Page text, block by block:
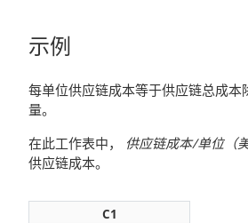
示例
每单位供应链成本等于供应链总成本
量。
在此工作表中， 供应链成本/单位（
供应链成本。
C1